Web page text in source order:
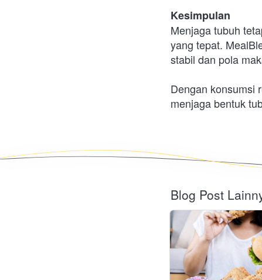
Kesimpulan
Menjaga tubuh
yang tepat.
stabil dan pola
Dengan konsumsi
menjaga bentuk
Blog Post